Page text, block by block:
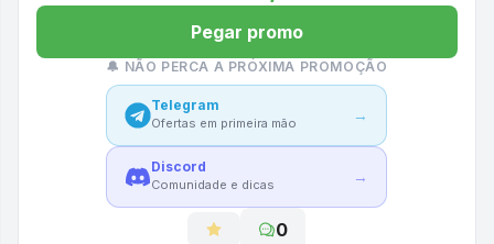
Pegar promo
🔔 NÃO PERCA A PRÓXIMA PROMOÇÃO
Telegram
Ofertas em primeira mão →
Discord
Comunidade e dicas →
0